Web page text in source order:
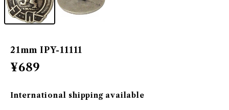
21mm IPY-11111
¥689
International shipping available